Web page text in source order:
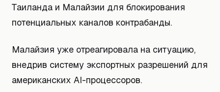
Таиланда и Малайзии для блокирования
потенциальных каналов контрабанды.
Малайзия уже отреагировала на ситуацию,
внедрив систему экспортных разрешений для
американских AI-процессоров.